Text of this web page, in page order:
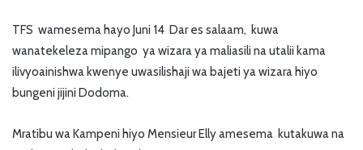
TFS wamesema hayo Juni 14 Dar es salaam, kuwa
wanatekeleza mipango ya wizara ya maliasili na utalii kama
ilivyoainishwa kwenye uwasilishaji wa bajeti ya wizara hiyo
bungeni jijini Dodoma.
Mratibu wa Kampeni hiyo Mensieur Elly amesema kutakuwa na